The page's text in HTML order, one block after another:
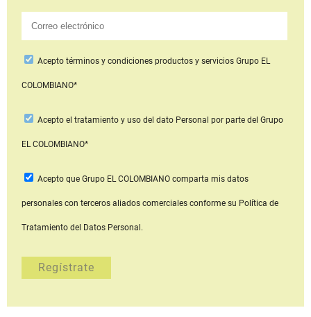
Aceptotérminos y condiciones productos y serviciosGrupo EL
COLOMBIANO*
Acepto el tratamiento y uso del dato Personal por parte del Grupo
EL COLOMBIANO*
Acepto que Grupo EL COLOMBIANOcomparta mis datos
personales con terceros aliados comerciales conforme su Política de
Tratamiento del Datos Personal.